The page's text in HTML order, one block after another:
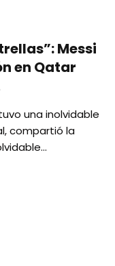
Messi
en Qatar
una inolvidable
compartió la